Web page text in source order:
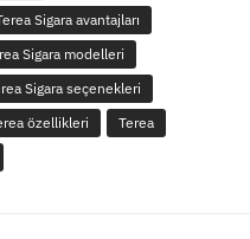
Sigara avantajları
Sigara modelleri
Sigara seçenekleri
özellikleri
Terea